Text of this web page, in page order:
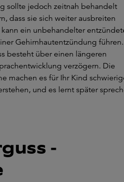
sollte jedoch zeitnah behandelt
dass sie sich weiter ausbreiten
ein unbehandelter
Gehirnhautentzündung
besteht über einen längeren
verzögern. Die
machen es für Ihr Kind
und es lernt später
-